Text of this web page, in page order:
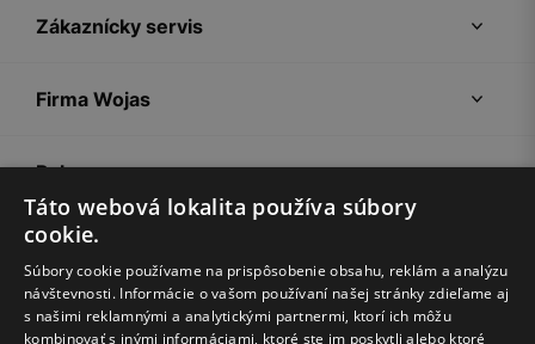
Zákaznícky servis
Firma Wojas
Pokyny
Táto webová lokalita používa súbory
cookie.
Súbory cookie používame na prispôsobenie obsahu, reklám a analýzu
návštevnosti. Informácie o vašom používaní našej stránky zdieľame aj
s našimi reklamnými a analytickými partnermi, ktorí ich môžu
kombinovať s inými informáciami, ktoré ste im poskytli alebo ktoré